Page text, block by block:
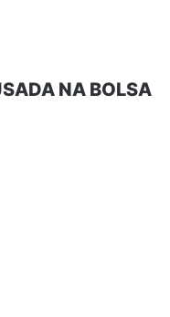
NA BOLSA